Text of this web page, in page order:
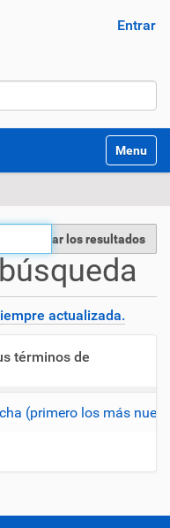
Entrar
Mostrar/
Filtrar los resultados
actualizada.
términos de
(primero los más